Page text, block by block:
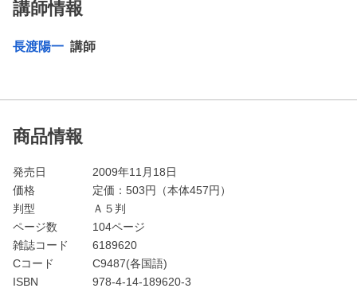
講師情報
長渡陽一 講師
商品情報
発売日
2009年11月18日
価格
定価： 503円（本体457円）
判型
Ａ５判
ページ数
104ページ
雑誌コード
6189620
Cコード
C9487(各国語)
ISBN
978-4-14-189620-3